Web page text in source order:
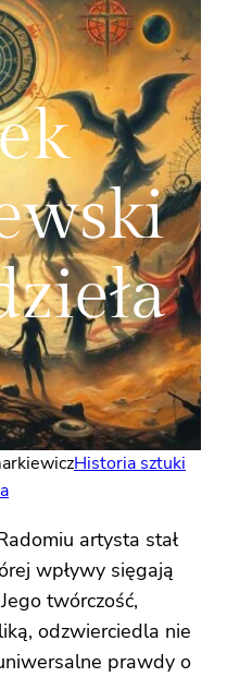
Historia sztuki
artysta stał
wpływy sięgają
twórczość,
odzwierciedla nie
prawdy o